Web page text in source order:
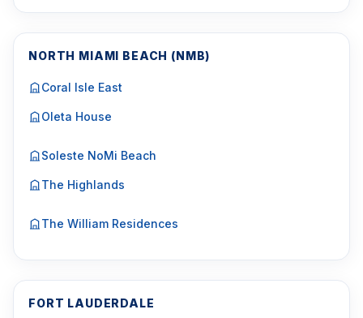
NORTH MIAMI BEACH (NMB)
Coral Isle East
Oleta House
Soleste NoMi Beach
The Highlands
The William Residences
FORT LAUDERDALE